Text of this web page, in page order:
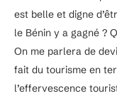
est belle et digne
le Bénin y a gagné ?
On me parlera de
fait du tourisme en
l’effervescence